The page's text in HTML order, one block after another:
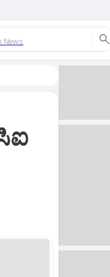
News